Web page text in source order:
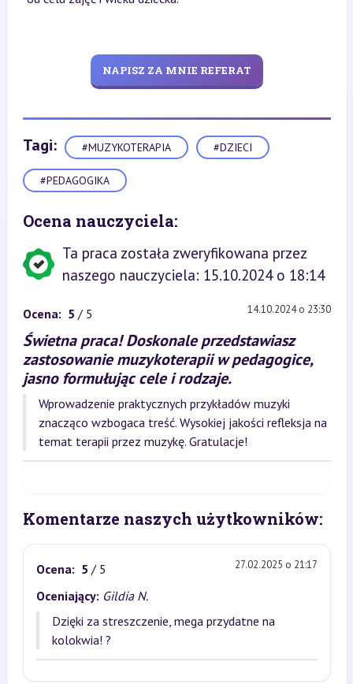
NAPISZ ZA MNIE REFERAT
Tagi: #MUZYKOTERAPIA #DZIECI
#PEDAGOGIKA
Ocena nauczyciela:
Ta praca została zweryfikowana przez
naszego nauczyciela: 15.10.2024 o 18:14
Ocena: 5 / 5 14.10.2024 o 23:30
Świetna praca! Doskonale przedstawiasz
zastosowanie muzykoterapii w pedagogice,
jasno formułując cele i rodzaje.
Wprowadzenie praktycznych przykładów muzyki
znacząco wzbogaca treść. Wysokiej jakości refleksja na
temat terapii przez muzykę. Gratulacje!
Komentarze naszych użytkowników:
Ocena: 5 / 5 27.02.2025 o 21:17
Oceniający: Gildia N.
Dzięki za streszczenie, mega przydatne na
kolokwia! ?